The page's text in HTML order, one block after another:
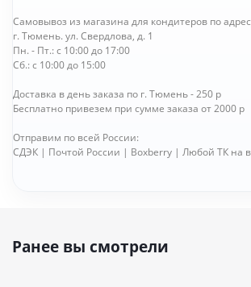
Самовывоз из магазина для кондитеров по
г. Тюмень. ул. Свердлова, д. 1
Пн. - Пт.: с 10:00 до 17:00
Сб.: с 10:00 до 15:00
Доставка в день заказа по г. Тюмень - 250 р
Бесплатно привезем при сумме заказа от 2000 р
Отправим по всей России:
СДЭК | Почтой России | Boxberry | Любой ТК на
Ранее вы смотрели